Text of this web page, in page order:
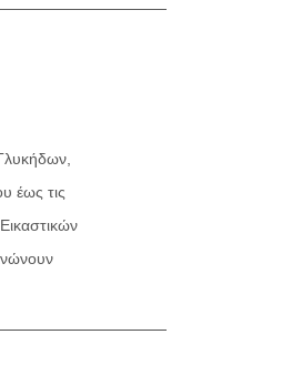
έως τις